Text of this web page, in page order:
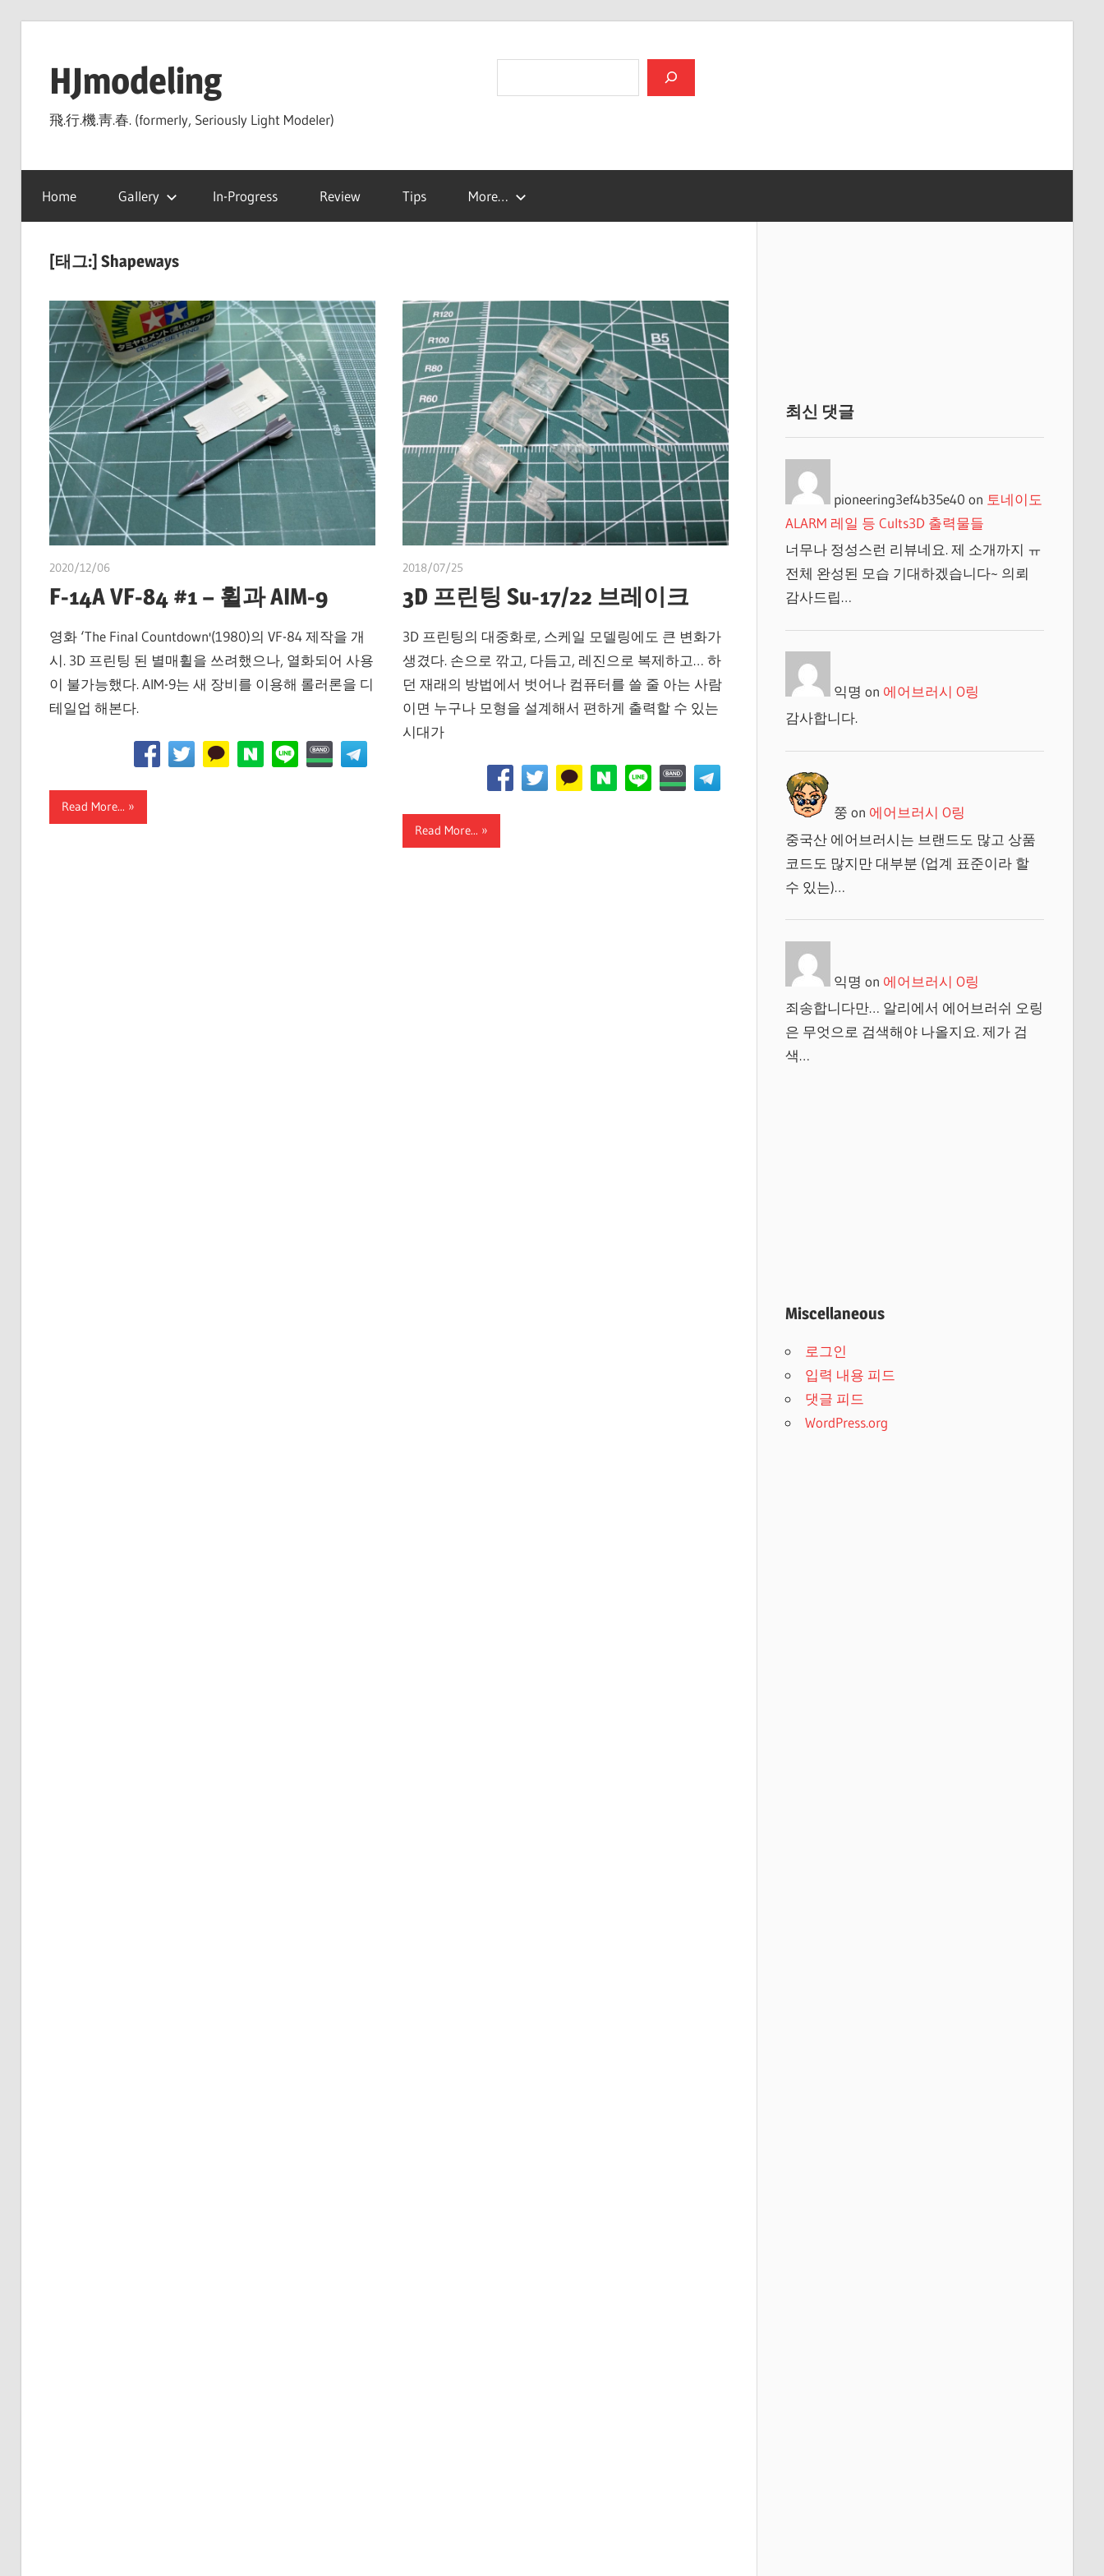
contentHJmodeling
飛.行.機.靑.春. (formerly, Seriously Light Modeler)
Home Gallery In-Progress Review Tips More…
[태그:] Shapeways
2020/12/06쭝
F-14A VF-84 #1 – 휠과 AIM-9
영화 ‘The Final Countdown'(1980)의 VF-84 제작을 개
시. 3D 프린팅 된 별매휠을 쓰려했으나, 열화되어 사용
이 불가능했다. AIM-9는 새 장비를 이용해 롤러론을 디
테일업 해본다.
Read More...
2018/07/25
3D 프린팅 Su-17/22 브레이크
3D 프린팅의 대중화로, 스케일 모델링에도 큰 변화가
생겼다. 손으로 깎고, 다듬고, 레진으로 복제하고… 하
던 재래의 방법에서 벗어나 컴퓨터를 쓸 줄 아는 사람
이면 누구나 모형을 설계해서 편하게 출력할 수 있는
시대가
Read More...
최신 댓글
pioneering3ef4b35e40 on 토네이도
ALARM 레일 등 Cults3D 출력물들
너무나 정성스런 리뷰네요. 제 소개까지 ㅠ
전체 완성된 모습 기대하겠습니다~ 의뢰
감사드립…
익명 on 에어브러시 O링
감사합니다.
쭝 on 에어브러시 O링
중국산 에어브러시는 브랜드도 많고 상품
코드도 많지만 대부분 (업계 표준이라 할
수 있는)…
익명 on 에어브러시 O링
죄송합니다만… 알리에서 에어브러쉬 오링
은 무엇으로 검색해야 나올지요. 제가 검
색…
Miscellaneous
로그인
입력 내용 피드
댓글 피드
WordPress.org